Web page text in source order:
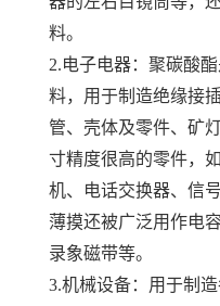
料。
2.电子电器：聚碳酸
料，用于制造绝缘接
管、壳体及零件、矿
寸精度很高的零件，
机、电话交换器、信
薄摸还被广泛用作电
录象磁带等。
3.机械设备：用于制